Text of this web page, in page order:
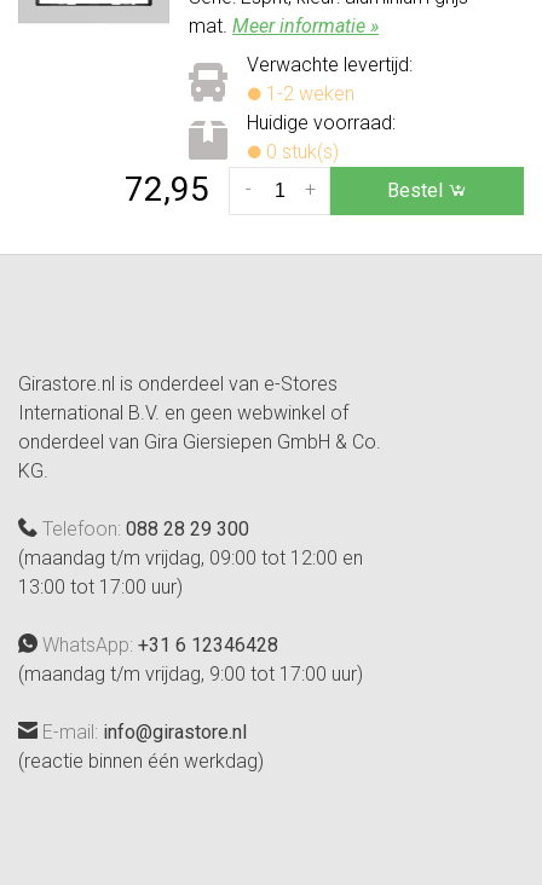
mat. Meer informatie »
Verwachte levertijd:
1-2 weken
Huidige voorraad:
0 stuk(s)
72,95 +
- Bestel
Girastore.nl is onderdeel van e-Stores
International B.V. en geen webwinkel of
onderdeel van Gira Giersiepen GmbH & Co.
KG.
Telefoon: 088 28 29 300
(maandag t/m vrijdag, 09:00 tot 12:00 en
13:00 tot 17:00 uur)
WhatsApp: +31 6 12346428
(maandag t/m vrijdag, 9:00 tot 17:00 uur)
E-mail: info@girastore.nl
(reactie binnen één werkdag)